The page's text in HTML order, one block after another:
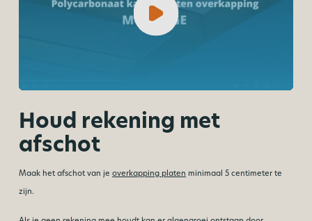
Houd rekening met
afschot
Maak het afschot van jeoverkapping platen minimaal 5 centimeter te
zijn.